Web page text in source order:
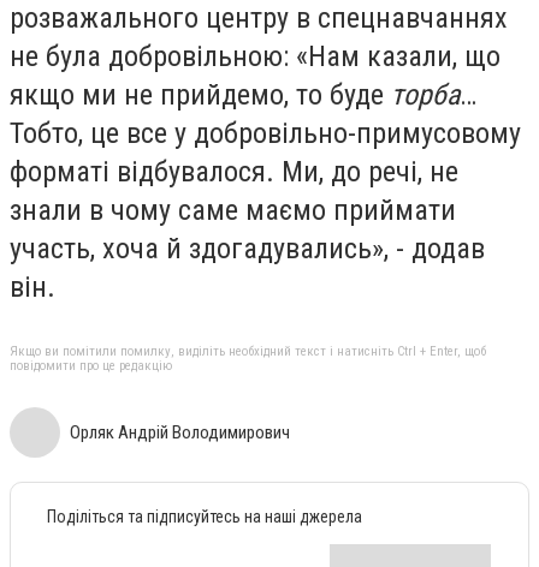
розважального центру в спецнавчаннях
не була добровільною: «Нам казали, що
якщо ми не прийдемо, то буде торба…
Тобто, це все у добровільно-примусовому
форматі відбувалося. Ми, до речі, не
знали в чому саме маємо приймати
участь, хоча й здогадувались», - додав
він.
Якщо ви помітили помилку, виділіть необхідний текст і натисніть Ctrl + Enter, щоб
повідомити про це редакцію
Орляк Андрій Володимирович
Поділіться та підписуйтесь на наші джерела